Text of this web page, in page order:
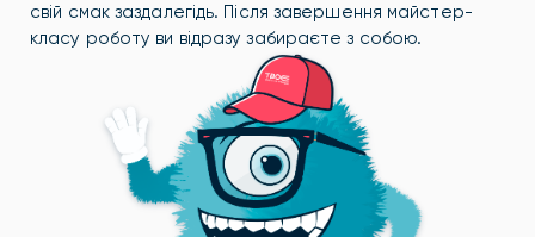
свій смак заздалегідь. Після завершення майстер-
класу роботу ви відразу забираєте з собою.